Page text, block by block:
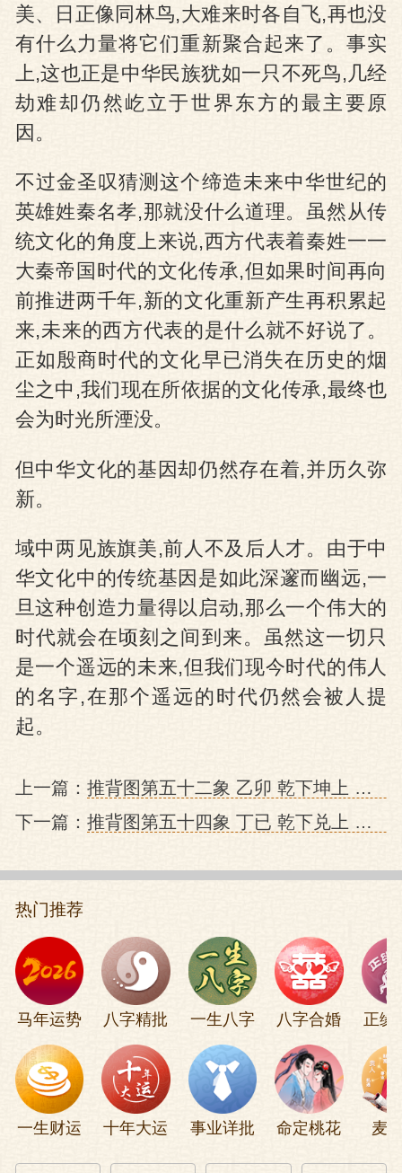
美、日正像同林鸟,大难来时各自飞,再也没
有什么力量将它们重新聚合起来了。事实
上,这也正是中华民族犹如一只不死鸟,几经
劫难却仍然屹立于世界东方的最主要原
因。
不过金圣叹猜测这个缔造未来中华世纪的
英雄姓秦名孝,那就没什么道理。虽然从传
统文化的角度上来说,西方代表着秦姓一一
大秦帝国时代的文化传承,但如果时间再向
前推进两千年,新的文化重新产生再积累起
来,未来的西方代表的是什么就不好说了。
正如殷商时代的文化早已消失在历史的烟
尘之中,我们现在所依据的文化传承,最终也
会为时光所湮没。
但中华文化的基因却仍然存在着,并历久弥
新。
域中两见族旗美,前人不及后人才。由于中
华文化中的传统基因是如此深邃而幽远,一
旦这种创造力量得以启动,那么一个伟大的
时代就会在顷刻之间到来。虽然这一切只
是一个遥远的未来,但我们现今时代的伟人
的名字,在那个遥远的时代仍然会被人提
起。
上一篇： 推背图第五十二象 乙卯 乾下坤上 泰 危机后时代人类升平之治的预言
下一篇： 推背图第五十四象 丁已 乾下兑上 夬 中华文化吐故纳新的未来时代预言
热门推荐
马年运势 八字精批 一生八字 八字合婚 正缘
一生财运 十年大运 事业详批 命定桃花 麦